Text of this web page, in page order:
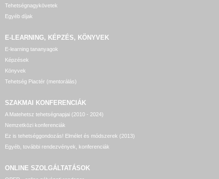
Tehetségnagykövetek
Egyéb díjak
E-LEARNING, KÉPZÉS, KÖNYVEK
E-learning tananyagok
Képzések
Könyvek
Tehetség Piactér (mentorálás)
SZAKMAI KONFERENCIÁK
A Matehetsz tehetségnapjai (2010 - 2024)
Nemzetközi konferenciák
Ez is tehetséggondozás! Elmélet és módszerek (2013)
Egyéb, további rendezvények, konferenciák
ONLINE SZOLGÁLTATÁSOK